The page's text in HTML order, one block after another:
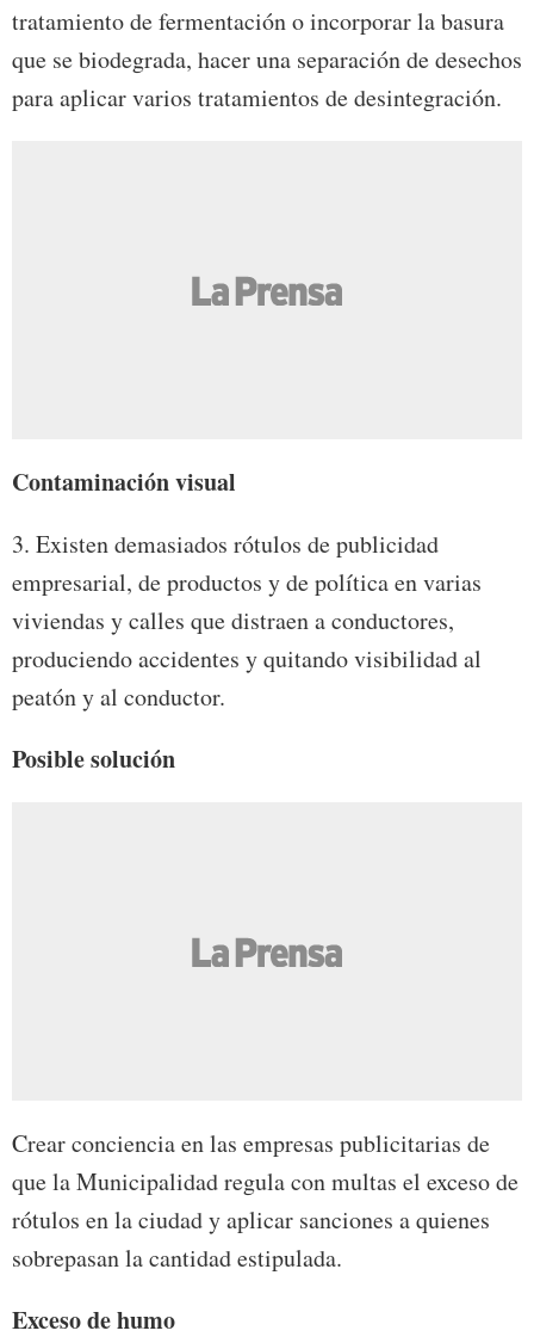
tratamiento de fermentación o incorporar la basura
que se biodegrada, hacer una separación de desechos
para aplicar varios tratamientos de desintegración.
Contaminación visual
3. Existen demasiados rótulos de publicidad
empresarial, de productos y de política en varias
viviendas y calles que distraen a conductores,
produciendo accidentes y quitando visibilidad al
peatón y al conductor.
Posible solución
Crear conciencia en las empresas publicitarias de
que la Municipalidad regula con multas el exceso de
rótulos en la ciudad y aplicar sanciones a quienes
sobrepasan la cantidad estipulada.
Exceso de humo